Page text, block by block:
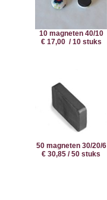
10 magneten 40/10
€ 17,00 / 10 stuks
50 magneten 30/20/6
€ 30,85 / 50 stuks